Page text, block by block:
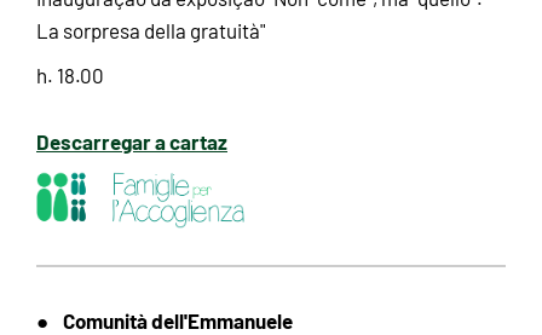
La sorpresa della gratuità"
h. 18.00
Descarregar a cartaz
● Comunità dell'Emmanuele